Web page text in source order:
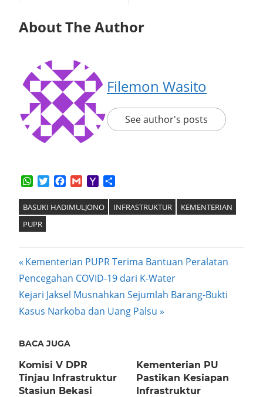
About The Author
Filemon Wasito
See author's posts
WhatsApp
TwitterFacebook
GmailYahoo
BASUKI HADIMULJONO INFRASTRUKTUR
KEMENTERIAN
PUPR
Post
navigation
Previous
Post:
Kementerian PUPR Terima Bantuan Peralatan
Pencegahan COVID-19 dari K-Water
Next
Post:
Kejari Jaksel Musnahkan Sejumlah Barang-Bukti
Kasus Narkoba dan Uang Palsu
BACA JUGA
Komisi V DPR
Tinjau Infrastruktur
Stasiun Bekasi
Kementerian PU
Pastikan Kesiapan
Infrastruktur